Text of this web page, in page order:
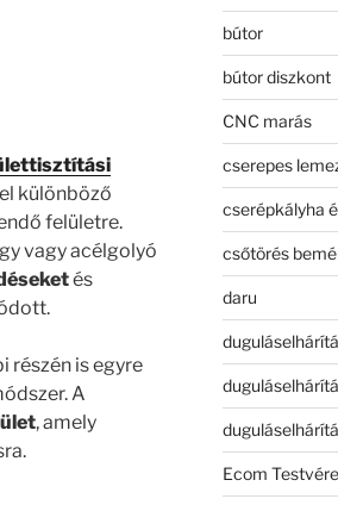
különböző
felületre.
vagy acélgolyó
és
részén is egyre
A
, amely
bútor
bútor diszkont
CNC marás
cserepes
cserépkályha
csőtörés
daru
Ecom